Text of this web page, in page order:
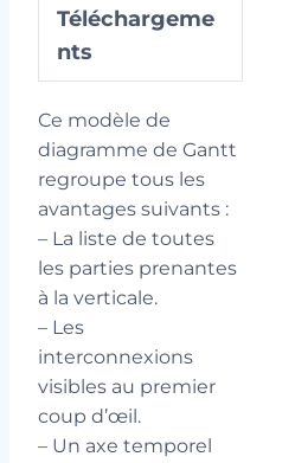
Téléchargeme
nts
Ce modèle de
diagramme de Gantt
regroupe tous les
avantages suivants :
– La liste de toutes
les parties prenantes
à la verticale.
– Les
interconnexions
visibles au premier
coup d’œil.
– Un axe temporel